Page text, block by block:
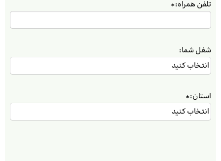
تلفن همراه:*
شغل شما:
استان:*